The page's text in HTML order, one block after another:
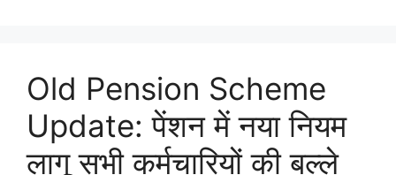
Old Pension Scheme
Update: पेंशन में नया नियम
लागू सभी कर्मचारियों की बल्ले